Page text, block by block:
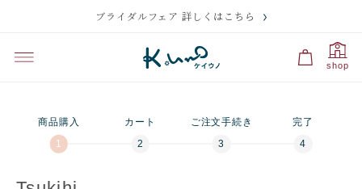
ブライダルフェア 詳しくはこちら
shop
商品購入 カート ご注文手続き 完了
刻印の入力に関する注意点 残り